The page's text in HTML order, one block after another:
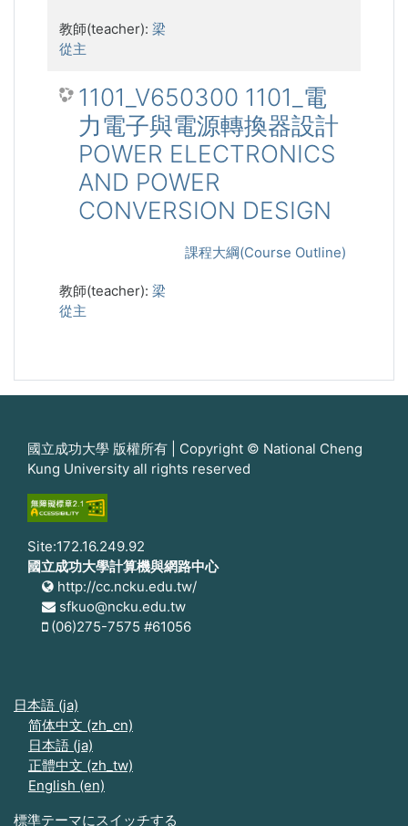
教師(teacher): 梁
從主
1101_V650300 1101_電
力電子與電源轉換器設計
POWER ELECTRONICS
AND POWER
CONVERSION DESIGN
課程大綱(Course Outline)
教師(teacher): 梁
從主
國立成功大學 版權所有 | Copyright © National Cheng
Kung University all rights reserved
Site:172.16.249.92
國立成功大學計算機與網路中心
http://cc.ncku.edu.tw/
sfkuo@ncku.edu.tw
(06)275-7575 #61056
日本語 ‎(ja)‎
简体中文 ‎(zh_cn)‎
日本語 ‎(ja)‎
正體中文 ‎(zh_tw)‎
English ‎(en)‎
標準テーマにスイッチする